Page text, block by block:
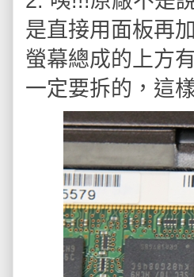
是直接用面板再
螢幕總成的上方
一定要拆的，這